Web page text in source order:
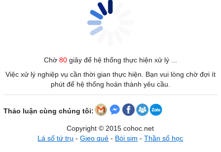
Chờ 80giây để hệ thống thực hiện xử lý ...
Việc xử lý nghiệp vụ cần thời gian thực hiện. Bạn vui lòng chờ đợi ít
phút để hệ thống hoàn thành yêu cầu.
Thảo luận cùng chúng tôi:
Copyright © 2015 cohoc.net
Lá số tứ trụ -Gieo quẻ - Bói sim -Thần số học